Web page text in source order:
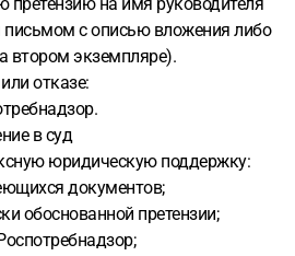
с описью вложения либо
втором экземпляре).
отказе:
в суд
юридическую поддержку:
документов;
обоснованной претензии;